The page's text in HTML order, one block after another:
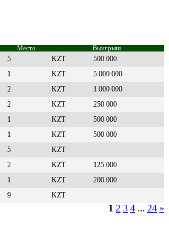
Место Выигрыш
5 KZT
500 000
1 KZT
5 000 000
2 KZT
1 000 000
2 KZT
250 000
1 KZT
500 000
1 KZT
500 000
5
KZT
2 KZT
125 000
1 KZT
200 000
9 KZT
1 2 3 4 ... 24 »